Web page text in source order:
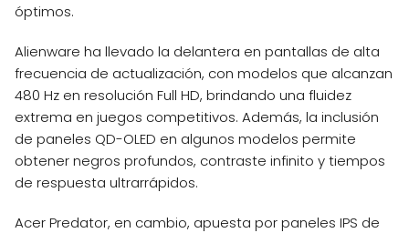
óptimos.
Alienware ha llevado la delantera en pantallas de alta
frecuencia de actualización, con modelos que alcanzan
480 Hz en resolución Full HD, brindando una fluidez
extrema en juegos competitivos. Además, la inclusión
de paneles QD-OLED en algunos modelos permite
obtener negros profundos, contraste infinito y tiempos
de respuesta ultrarrápidos.
Acer Predator, en cambio, apuesta por paneles IPS de